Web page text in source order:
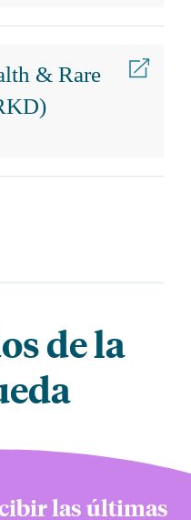
de la
& Rare
las últimas